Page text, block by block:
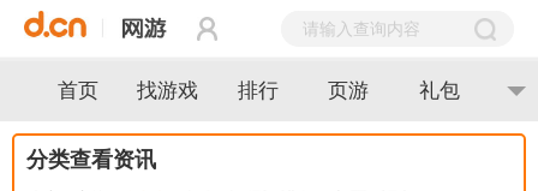
首页 找游戏 排行 页游 礼包
分类查看资讯